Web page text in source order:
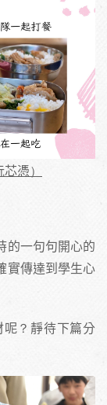
憑）
的一句句開心的
實傳達到學生心
？靜待下篇分